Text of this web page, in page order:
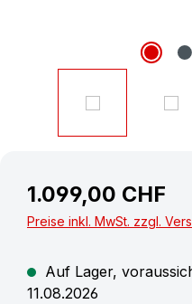
1.099,00 CHF
Preise inkl. MwSt. zzgl.
Auf Lager,
11.08.2026